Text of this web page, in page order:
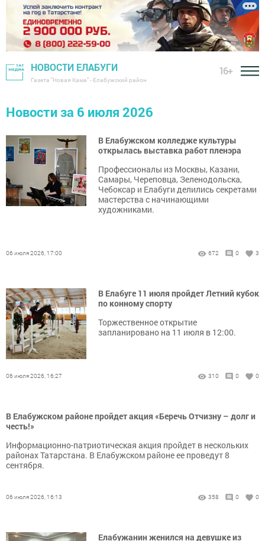
НОВОСТИ ЕЛАБУГИ
Газета "Новая Кама" - Елабужский район
16+
Новости за 6 июля 2026
В Елабужском колледже культуры
открылась выставка работ пленэра
Профессионалы из Москвы, Казани,
Самары, Череповца, Зеленодольска,
Чебоксар и Елабуги делились секретами
мастерства с начинающими
художниками.
06 июля 2026, 17:00 672 0 3
В Елабуге 11 июля пройдет Летний кубок
по конному спорту
Торжественное открытие
запланировано на 11 июля в 12:00.
06 июля 2026, 16:27 310 0 0
В Елабужском районе пройдет акция «Беречь Отчизну – долг и
честь!»
Информационно-патриотическая акция пройдет в нескольких
районах Татарстана. В Елабужском районе ее проведут 8
сентября.
06 июля 2026, 16:13 358 0 0
Елабужанин женился на девушке из